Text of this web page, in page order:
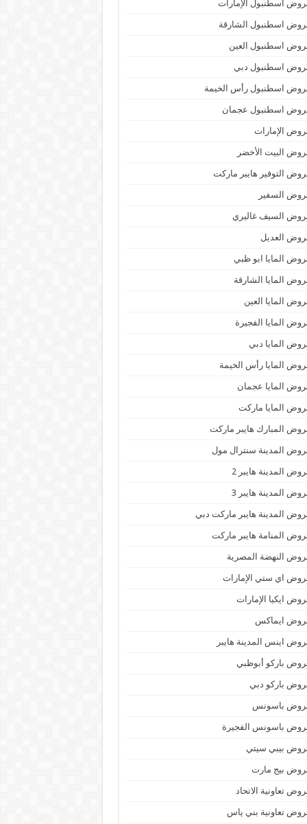
اسطنبول الإمارات
اسطنبول الشارقة
اسطنبول العين
اسطنبول دبي
اسطنبول رأس الخيمة
اسطنبول عجمان
الإمارات
البيت الأخضر
التوفير هايبر ماركت
السفير
السيف غاليري
العديل
المايا ابو ظبي
المايا الشارقة
المايا العين
المايا الفجيرة
المايا دبي
المايا رأس الخيمة
المايا عجمان
المايا ماركت
المبارك هايبر ماركت
المدينة سنترال مول
المدينة هايبر 2
المدينة هايبر 3
المدينة هايبر ماركت دبي
المنامة هايبر ماركت
النهضة المصرية
اي ستي الإمارات
ايكيا الإمارات
ايماكس
اينس المدينة هايبر
باركو أبوظبي
باركو دبي
باسونس
باسونس الفجيرة
بيبي سيتي
بيج مارت
تعاونية الاتحاد
تعاونية بني ياس